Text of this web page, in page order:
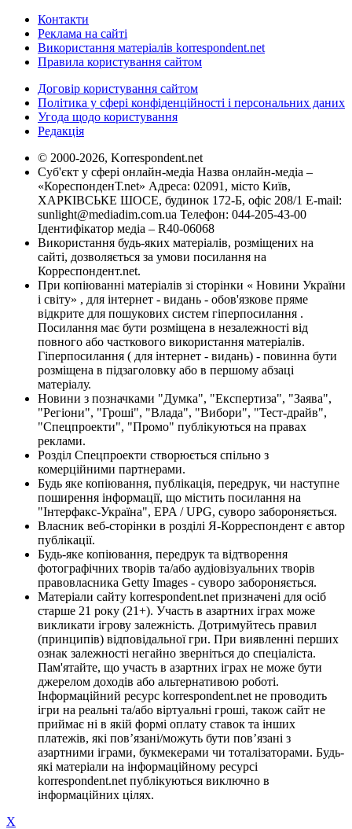
Контакти
Реклама на сайті
Використання матеріалів korrespondent.net
Правила користування сайтом
Договір користування сайтом
Політика у сфері конфіденційності і персональних даних
Угода щодо користування
Редакція
© 2000-2026, Korrespondent.net
Суб'єкт у сфері онлайн-медіа Назва онлайн-медіа –
«КореспонденТ.net» Адреса: 02091, місто Київ,
ХАРКІВСЬКЕ ШОСЕ, будинок 172-Б, офіс 208/1 E-mail:
sunlight@mediadim.com.ua Телефон: 044-205-43-00
Ідентифікатор медіа – R40-06068
Використання будь-яких матеріалів, розміщених на
сайті, дозволяється за умови посилання на
Корреспондент.net.
При копіюванні матеріалів зі сторінки « Новини України
і світу» , для інтернет - видань - обов'язкове пряме
відкрите для пошукових систем гіперпосилання .
Посилання має бути розміщена в незалежності від
повного або часткового використання матеріалів.
Гіперпосилання ( для інтернет - видань) - повинна бути
розміщена в підзаголовку або в першому абзаці
матеріалу.
Новини з позначками "Думка", "Експертиза", "Заява",
"Регіони", "Гроші", "Влада", "Вибори", "Тест-драйв",
"Спецпроекти", "Промо" публікуються на правах
реклами.
Розділ Спецпроекти створюється спільно з
комерційними партнерами.
Будь яке копіювання, публікація, передрук, чи наступне
поширення інформації, що містить посилання на
"Інтерфакс-Україна", EPA / UPG, суворо забороняється.
Власник веб-сторінки в розділі Я-Корреспондент є автор
публікації.
Будь-яке копіювання, передрук та відтворення
фотографічних творів та/або аудіовізуальних творів
правовласника Getty Images - суворо забороняється.
Матеріали сайту korrespondent.net призначені для осіб
старше 21 року (21+). Участь в азартних іграх може
викликати ігрову залежність. Дотримуйтесь правил
(принципів) відповідальної гри. При виявленні перших
ознак залежності негайно зверніться до спеціаліста.
Пам'ятайте, що участь в азартних іграх не може бути
джерелом доходів або альтернативою роботі.
Інформаційний ресурс korrespondent.net не проводить
ігри на реальні та/або віртуальні гроші, також сайт не
приймає ні в якій формі оплату ставок та інших
платежів, які пов’язані/можуть бути пов’язані з
азартними іграми, букмекерами чи тоталізаторами. Будь-
які матеріали на інформаційному ресурсі
korrespondent.net публікуються виключно в
інформаційних цілях.
X